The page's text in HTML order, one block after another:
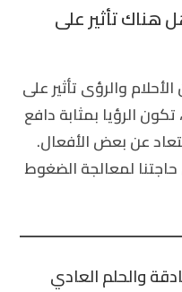
هناك تأثير على
والرؤى تأثير على
الرؤيا بمثابة دافع
عن بعض الأفعال.
حاجتنا لمعالجة الضغوط